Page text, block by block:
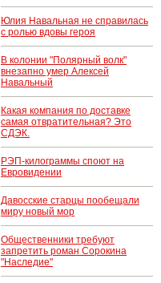
Юлия Навальная не справилась
с ролью вдовы героя
В колонии "Полярный волк"
внезапно умер Алексей
Навальный
Какая компания по доставке
самая отвратительная? Это
СДЭК.
РЭП-килограммы споют на
Евровидении
Давосские старцы пообещали
миру новый мор
Общественники требуют
запретить роман Сорокина
"Наследие"